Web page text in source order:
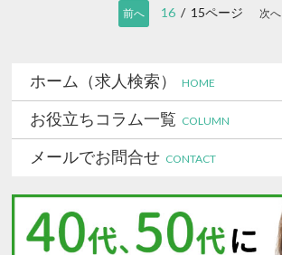
前へ 16 / 15ページ 次へ
ホーム（求人検索）HOME
お役立ちコラム一覧 COLUMN
メールでお問合せ CONTACT